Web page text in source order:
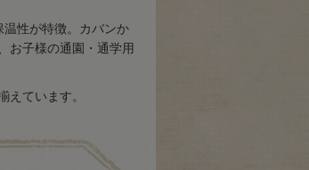
性が特徴。カバンか
お子様の通園・通学用
えています。